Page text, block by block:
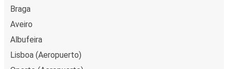
Braga
Aveiro
Albufeira
Lisboa (Aeropuerto)